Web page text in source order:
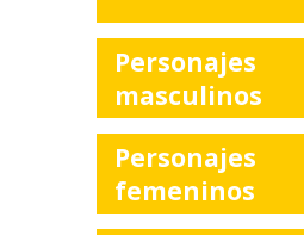
Personajes
masculinos
Personajes
femeninos